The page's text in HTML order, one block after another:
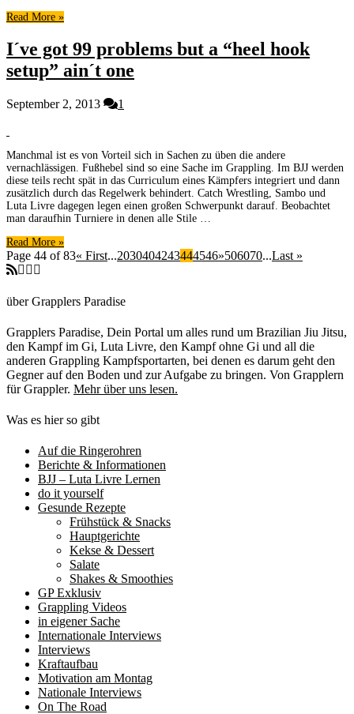
Interview
[english]
Read More »
I´ve got 99 problems but a “heel hook
setup” ain´t one
September 2, 2013 1
Manchmal ist es von Vorteil sich in Sachen zu üben die andere
vernachlässigen. Fußhebel sind so eine Sache im Grappling. Im BJJ werden
diese teils recht spät in das Curriculum eines Kämpfers integriert und dann
zusätzlich durch das Regelwerk behindert. Catch Wrestling, Sambo und
Luta Livre dagegen legen einen großen Schwerpunkt darauf. Beobachtet
man daraufhin Turniere in denen alle Stile …
Read More »
Page 44 of 83« First...2030404243444546»506070...Last »
über Grapplers Paradise
Grapplers Paradise, Dein Portal um alles rund um Brazilian Jiu Jitsu,
den Kampf im Gi, Luta Livre, den Kampf ohne Gi und all die
anderen Grappling Kampfsportarten, bei denen es darum geht den
Gegner auf den Boden und zur Aufgabe zu bringen. Von Grapplern
für Grappler. Mehr über uns lesen.
Was es hier so gibt
Auf die Ringerohren
Berichte & Informationen
BJJ – Luta Livre Lernen
do it yourself
Gesunde Rezepte
Frühstück & Snacks
Hauptgerichte
Kekse & Dessert
Salate
Shakes & Smoothies
GP Exklusiv
Grappling Videos
in eigener Sache
Internationale Interviews
Interviews
Kraftaufbau
Motivation am Montag
Nationale Interviews
On The Road